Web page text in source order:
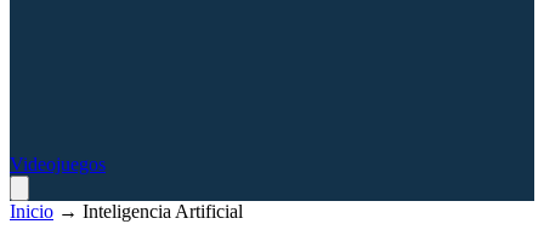
Videojuegos
Inicio → Inteligencia Artificial